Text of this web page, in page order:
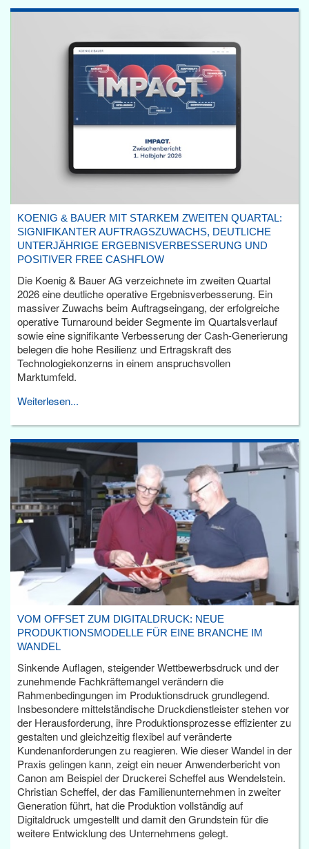
KOENIG & BAUER MIT STARKEM ZWEITEN QUARTAL:
SIGNIFIKANTER AUFTRAGSZUWACHS, DEUTLICHE
UNTERJÄHRIGE ERGEBNISVERBESSERUNG UND
POSITIVER FREE CASHFLOW
Die Koenig & Bauer AG verzeichnete im zweiten Quartal
2026 eine deutliche operative Ergebnisverbesserung. Ein
massiver Zuwachs beim Auftragseingang, der erfolgreiche
operative Turnaround beider Segmente im Quartalsverlauf
sowie eine signifikante Verbesserung der Cash-Generierung
belegen die hohe Resilienz und Ertragskraft des
Technologiekonzerns in einem anspruchsvollen
Marktumfeld.
Weiterlesen...
VOM OFFSET ZUM DIGITALDRUCK: NEUE
PRODUKTIONSMODELLE FÜR EINE BRANCHE IM
WANDEL
Sinkende Auflagen, steigender Wettbewerbsdruck und der
zunehmende Fachkräftemangel verändern die
Rahmenbedingungen im Produktionsdruck grundlegend.
Insbesondere mittelständische Druckdienstleister stehen vor
der Herausforderung, ihre Produktionsprozesse effizienter zu
gestalten und gleichzeitig flexibel auf veränderte
Kundenanforderungen zu reagieren. Wie dieser Wandel in der
Praxis gelingen kann, zeigt ein neuer Anwenderbericht von
Canon am Beispiel der Druckerei Scheffel aus Wendelstein.
Christian Scheffel, der das Familienunternehmen in zweiter
Generation führt, hat die Produktion vollständig auf
Digitaldruck umgestellt und damit den Grundstein für die
weitere Entwicklung des Unternehmens gelegt.